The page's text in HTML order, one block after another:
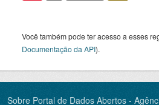
Você também pode ter acesso a esses
Documentação da API).
Sobre Portal de Dados Abertos -